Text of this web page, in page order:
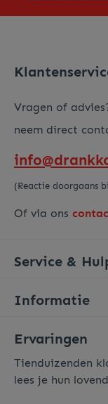
Ervaringen
Tienduizenden
lees je hun
Vragen of
neem direct
(Reactie doorgaans
Of via ons
Service &
Informatie